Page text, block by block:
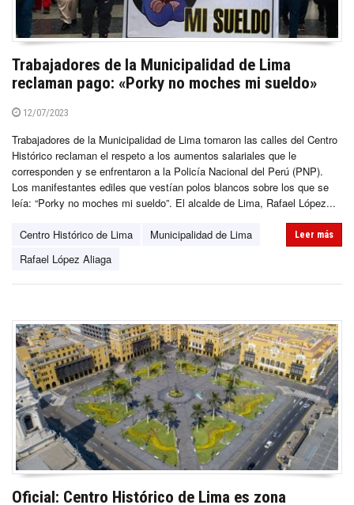
Trabajadores de la Municipalidad de Lima
reclaman pago: «Porky no moches mi sueldo»
12/07/2023
Trabajadores de la Municipalidad de Lima tomaron las calles del Centro
Histórico reclaman el respeto a los aumentos salariales que le
corresponden y se enfrentaron a la Policía Nacional del Perú (PNP).
Los manifestantes ediles que vestían polos blancos sobre los que se
leía: “Porky no moches mi sueldo”. El alcalde de Lima, Rafael López...
Centro Histórico de Lima
Municipalidad de Lima
Rafael López Aliaga
Leer más
Oficial: Centro Histórico de Lima es zona